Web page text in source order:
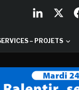
– PROJETS